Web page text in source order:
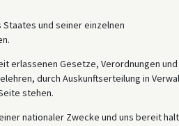
und seiner einzelnen
erlassenen Gesetze, Verordnungen und
durch Auskunftserteilung in
stehen.
nationaler Zwecke und uns bereit